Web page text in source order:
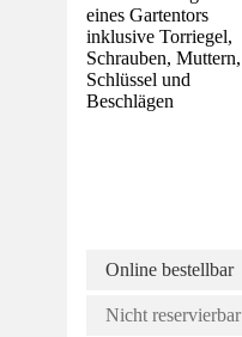
Online bestellbar
Nicht reservierbar